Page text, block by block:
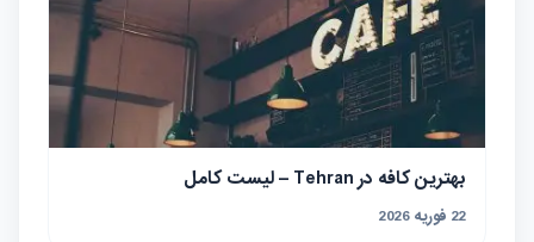
بهترین کافه در Tehran – لیست کامل
22 فوریه 2026